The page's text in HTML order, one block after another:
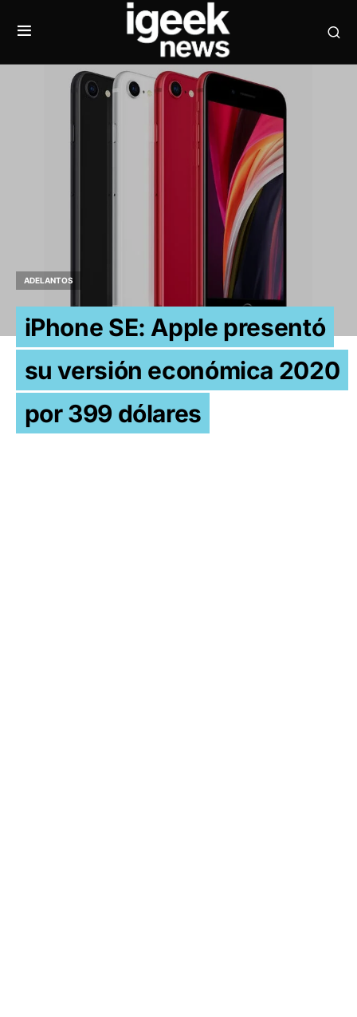
ADELANTOS
iPhone SE: Apple presentó
su versión económica 2020
por 399 dólares